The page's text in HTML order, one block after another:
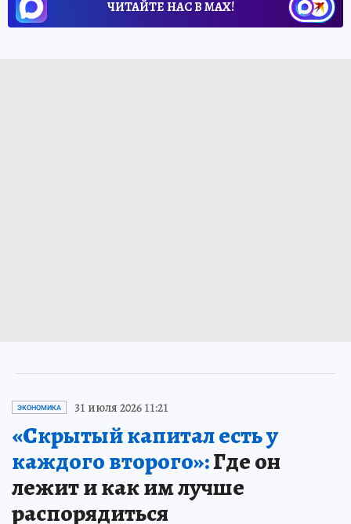
ЧИТАЙТЕ НАС В МАХ!
ЭКОНОМИКА 31 июля 2026 11:21
«Скрытый капитал есть у
каждого второго»:Где он
лежит и как им лучше
распорядиться